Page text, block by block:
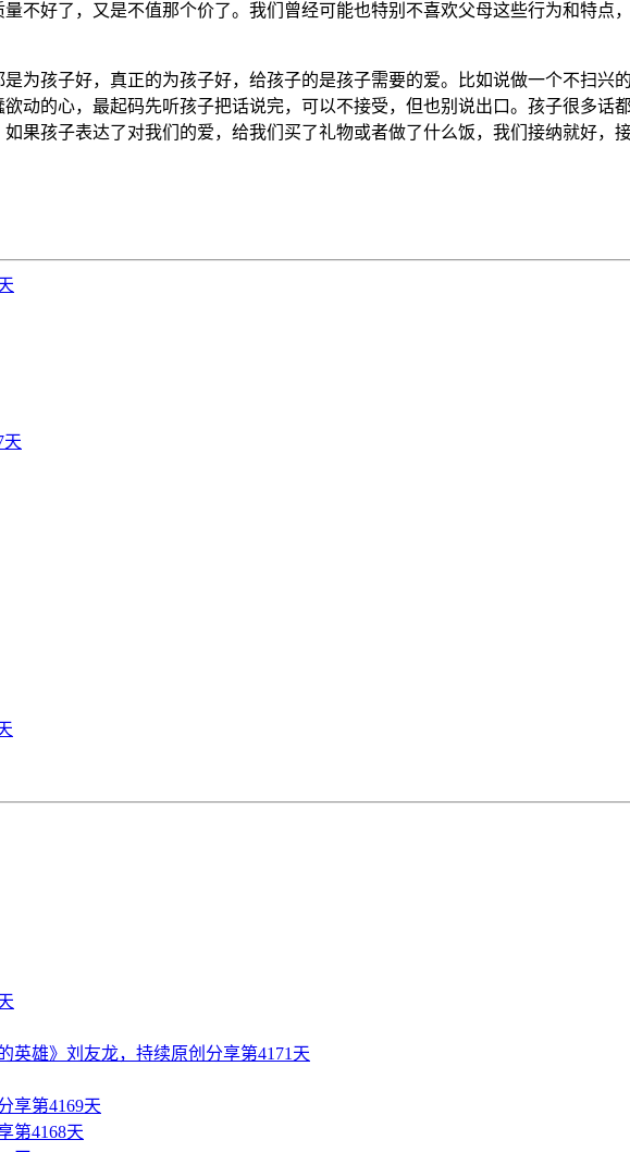
不好了，又是不值那个价了。我们曾经可能也特别不喜欢父母这些行为和特点
孩子好，真正的为孩子好，给孩子的是孩子需要的爱。比如说做一个不扫兴
动的心，最起码先听孩子把话说完，可以不接受，但也别说出口。孩子很多话
果孩子表达了对我们的爱，给我们买了礼物或者做了什么饭，我们接纳就好，
天
英雄》刘友龙，持续原创分享第4171天
享第4169天
第4168天